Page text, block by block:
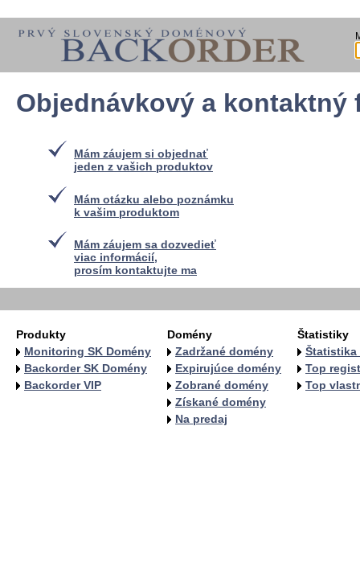
Objednávkový a kontaktný
Mám záujem si objednať
jeden z vašich produktov
Mám otázku alebo poznámku
k vašim produktom
Mám záujem sa dozvedieť
viac informácií,
prosím kontaktujte ma
Produkty
Monitoring SK Domény
Backorder SK Domény
Backorder VIP
Domény
Zadržané domény
Expirujúce domény
Zobrané domény
Získané domény
Na predaj
Štatistiky
Štatistika
Top
Top